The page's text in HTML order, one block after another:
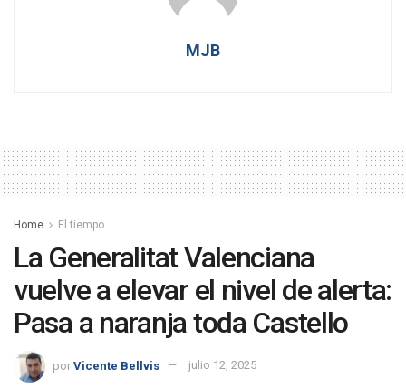
MJB
Home El tiempo
La Generalitat Valenciana
vuelve a elevar el nivel de alerta:
Pasa a naranja toda Castello
por Vicente Bellvis julio 12, 2025